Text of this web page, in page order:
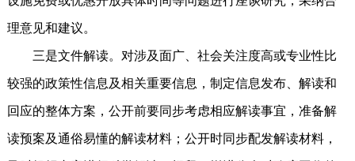
理意见和建议。
三是文件解读。对涉及面广、社会关注度高或专业性比
较强的政策性信息及相关重要信息，制定信息发布、解读和
回应的整体方案，公开前要同步考虑相应解读事宜，准备解
读预案及通俗易懂的解读材料；公开时同步配发解读材料，